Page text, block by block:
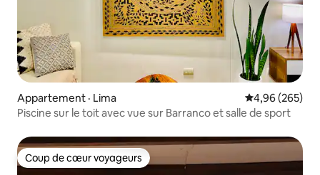
Appartement · Lima Note
4,96 (265)
Piscine sur le toit avec vue sur Barranco et salle de sport
Coup de cœur voyageurs
Coup de cœur voyageurs